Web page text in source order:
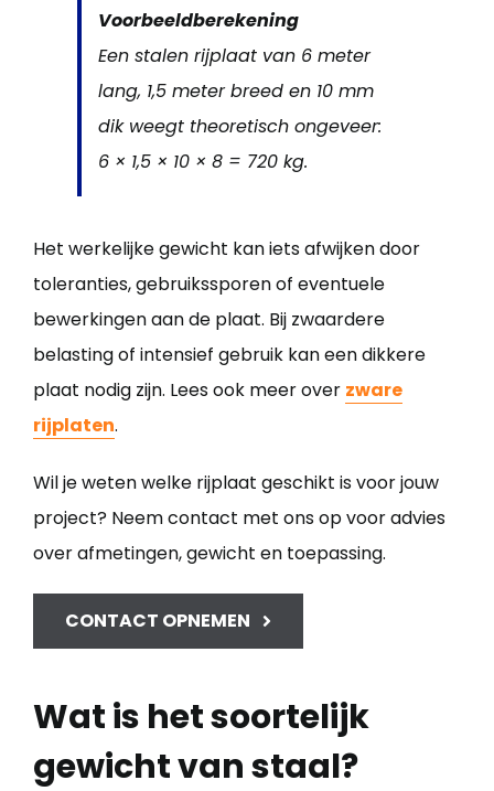
Voorbeeldberekening
Een stalen rijplaat van 6 meter
lang, 1,5 meter breed en 10 mm
dik weegt theoretisch ongeveer:
6 × 1,5 × 10 × 8 = 720 kg.
Het werkelijke gewicht kan iets afwijken door
toleranties, gebruikssporen of eventuele
bewerkingen aan de plaat. Bij zwaardere
belasting of intensief gebruik kan een dikkere
plaat nodig zijn. Lees ook meer over zware
rijplaten.
Wil je weten welke rijplaat geschikt is voor jouw
project? Neem contact met ons op voor advies
over afmetingen, gewicht en toepassing.
CONTACT OPNEMEN
Wat is het soortelijk
gewicht van staal?